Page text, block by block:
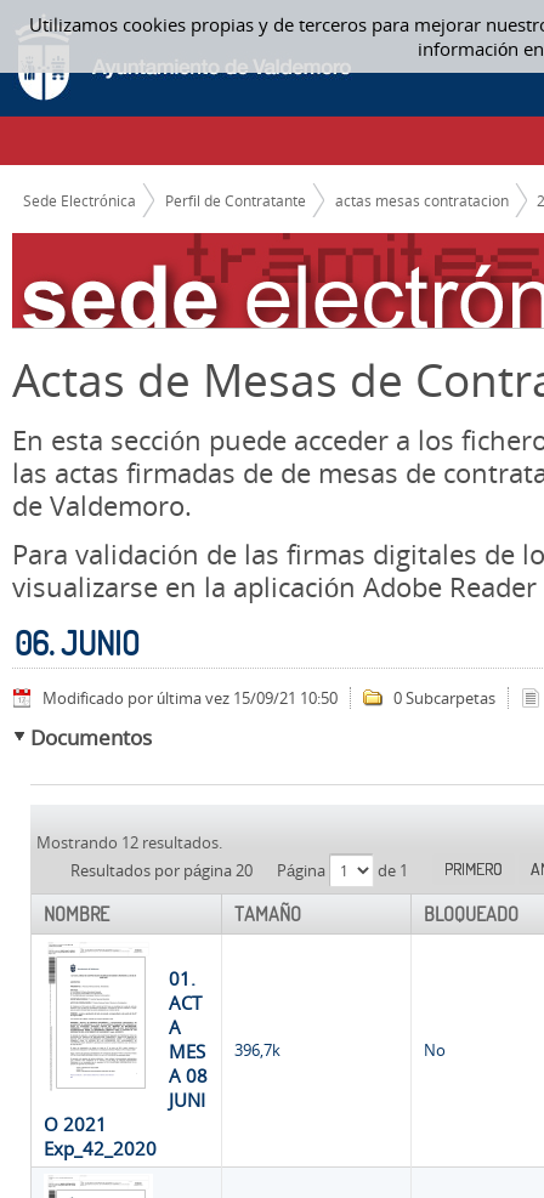
Utilizamos cookies propias y de terceros para mejorar
información
Saltar al contenido
06. JUNIO - ACTAS MESAS CONTRATACION
CAMINO DE MIGAS
Sede Electrónica Perfil de Contratante actas mesas contratacion
Actas de Mesas de
En esta sección puede acceder a los
las actas firmadas de de mesas de
de Valdemoro.
Para validación de las firmas digitales de
visualizarse en la aplicación Adobe Reader
06. JUNIO
Modificado por última vez 15/09/21 10:50 0 Subcarpetas
Documentos
Mostrando 12 resultados.
Resultados por página 20
Página de 1 PRIMERO
NOMBRE TAMAÑO BLOQUEADO
01.
ACT
A
MES
A 08
JUNI
O 2021
Exp_42_2020
396,7k No